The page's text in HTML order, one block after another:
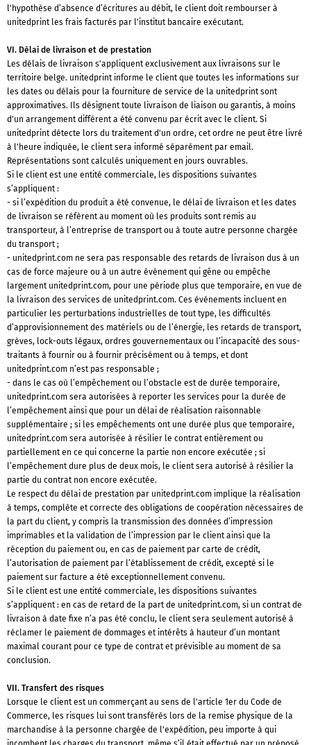
l'hypothèse d’absence d’écritures au débit, le client doit rembourser à
unitedprint les frais facturés par l'institut bancaire exécutant.
VI. Délai de livraison et de prestation
Les délais de livraison s'appliquent exclusivement aux livraisons sur le
territoire belge. unitedprint informe le client que toutes les informations sur
les dates ou délais pour la fourniture de service de la unitedprint sont
approximatives. Ils désignent toute livraison de liaison ou garantis, à moins
d'un arrangement différent a été convenu par écrit avec le client. Si
unitedprint détecte lors du traitement d'un ordre, cet ordre ne peut être livré
à l'heure indiquée, le client sera informé séparément par email.
Représentations sont calculés uniquement en jours ouvrables.
Si le client est une entité commerciale, les dispositions suivantes
s’appliquent :
- si l’expédition du produit a été convenue, le délai de livraison et les dates
de livraison se réfèrent au moment où les produits sont remis au
transporteur, à l’entreprise de transport ou à toute autre personne chargée
du transport ;
- unitedprint.com ne sera pas responsable des retards de livraison dus à un
cas de force majeure ou à un autre événement qui gêne ou empêche
largement unitedprint.com, pour une période plus que temporaire, en vue de
la livraison des services de unitedprint.com. Ces événements incluent en
particulier les perturbations industrielles de tout type, les difficultés
d’approvisionnement des matériels ou de l’énergie, les retards de transport,
grèves, lock-outs légaux, ordres gouvernementaux ou l’incapacité des sous-
traitants à fournir ou à fournir précisément ou à temps, et dont
unitedprint.com n’est pas responsable ;
- dans le cas où l’empêchement ou l’obstacle est de durée temporaire,
unitedprint.com sera autorisées à reporter les services pour la durée de
l’empêchement ainsi que pour un délai de réalisation raisonnable
supplémentaire ; si les empêchements ont une durée plus que temporaire,
unitedprint.com sera autorisée à résilier le contrat entièrement ou
partiellement en ce qui concerne la partie non encore exécutée ; si
l’empêchement dure plus de deux mois, le client sera autorisé à résilier la
partie du contrat non encore exécutée.
Le respect du délai de prestation par unitedprint.com implique la réalisation
à temps, complète et correcte des obligations de coopération nécessaires de
la part du client, y compris la transmission des données d’impression
imprimables et la validation de l’impression par le client ainsi que la
réception du paiement ou, en cas de paiement par carte de crédit,
l’autorisation de paiement par l’établissement de crédit, excepté si le
paiement sur facture a été exceptionnellement convenu.
Si le client est une entité commerciale, les dispositions suivantes
s’appliquent : en cas de retard de la part de unitedprint.com, si un contrat de
livraison à date fixe n’a pas été conclu, le client sera seulement autorisé à
réclamer le paiement de dommages et intérêts à hauteur d’un montant
maximal courant pour ce type de contrat et prévisible au moment de sa
conclusion.
VII. Transfert des risques
Lorsque le client est un commerçant au sens de l'article 1er du Code de
Commerce, les risques lui sont transférés lors de la remise physique de la
marchandise à la personne chargée de l'expédition, peu importe à qui